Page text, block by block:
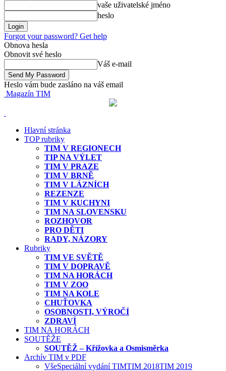
vaše uživatelské jméno
heslo
Forgot your password? Get help
Obnova hesla
Obnovit své heslo
Váš e-mail
Heslo vám bude zasláno na váš email
Magazín TIM
Hlavní stránka
TOP rubriky
TIM V REGIONECH
TIP NA VÝLET
TIM V PRAZE
TIM V BRNĚ
TIM V LÁZNÍCH
REZENZE
TIM V KUCHYNI
TIM NA SLOVENSKU
ROZHOVOR
PRO DĚTI
RADY, NÁZORY
Rubriky
TIM VE SVĚTĚ
TIM V DOPRAVĚ
TIM NA HORÁCH
TIM V ZOO
TIM NA KOLE
CHUŤOVKA
OSOBNOSTI, VÝROČÍ
ZDRAVÍ
TIM NA HORÁCH
SOUTĚŽE
SOUTĚŽ – Křížovka a Osmisměrka
Archív TIM v PDF
VšeSpeciální vydání TIMTIM 2018TIM 2019